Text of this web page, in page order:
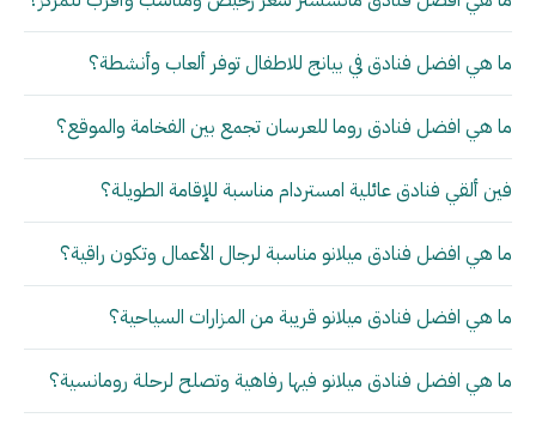
ما هي افضل فنادق في بيانج للاطفال توفر ألعاب وأنشطة؟
ما هي افضل فنادق روما للعرسان تجمع بين الفخامة والموقع؟
فين ألقي فنادق عائلية امستردام مناسبة للإقامة الطويلة؟
ما هي افضل فنادق ميلانو مناسبة لرجال الأعمال وتكون راقية؟
ما هي افضل فنادق ميلانو قريبة من المزارات السياحية؟
ما هي افضل فنادق ميلانو فيها رفاهية وتصلح لرحلة رومانسية؟